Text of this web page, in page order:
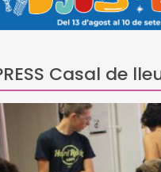
Casal de